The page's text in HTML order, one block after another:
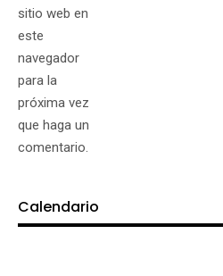
sitio web en
este
navegador
para la
próxima vez
que haga un
comentario.
Calendario